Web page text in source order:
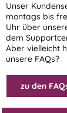
Unser
montags bis
Uhr über
dem
Aber vielleicht
unsere FAQs?
zu den